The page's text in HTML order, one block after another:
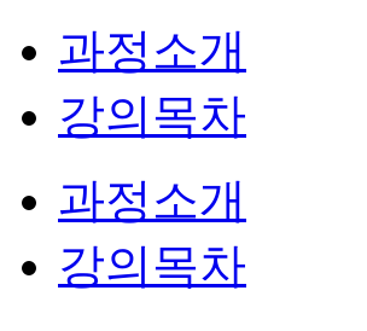
과정소개
강의목차
과정소개
강의목차